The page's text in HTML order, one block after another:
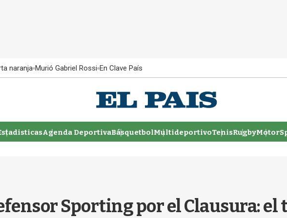
naranja Murió Gabriel Rossi En Clave País
Agenda DeportivaBásquetbolMultideportivoTenisRugby
Sporting por el Clausura: